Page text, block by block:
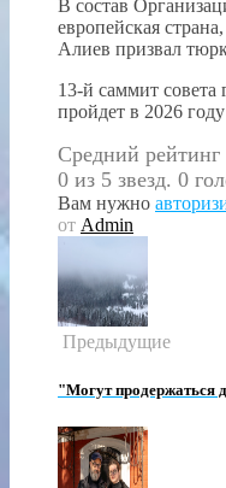
В состав
европейская
Алиев призвал
13-й саммит
пройдет в 2026
Средний рейтинг
0 из 5 звезд. 0
Вам нужно
от Admin
Предыдущие
"Могут продержаться